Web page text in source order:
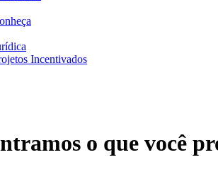
Incentivados
o que você